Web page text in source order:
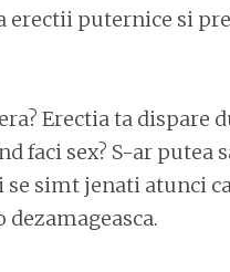
erectii puternice si
Erectia ta dispare
faci sex? S-ar putea
simt jenati atunci
dezamageasca.